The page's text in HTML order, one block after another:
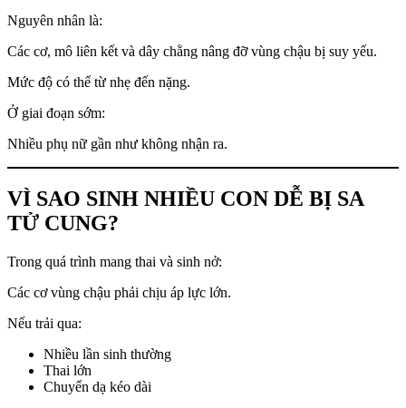
Nguyên nhân là:
Các cơ, mô liên kết và dây chằng nâng đỡ vùng chậu bị suy yếu.
Mức độ có thể từ nhẹ đến nặng.
Ở giai đoạn sớm:
Nhiều phụ nữ gần như không nhận ra.
VÌ SAO SINH NHIỀU CON DỄ BỊ SA
TỬ CUNG?
Trong quá trình mang thai và sinh nở:
Các cơ vùng chậu phải chịu áp lực lớn.
Nếu trải qua:
Nhiều lần sinh thường
Thai lớn
Chuyển dạ kéo dài